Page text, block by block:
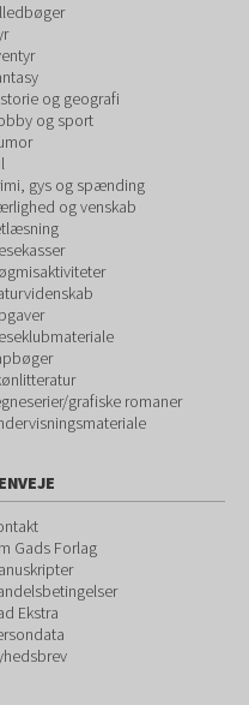
og geografi
og sport
gys og spænding
og venskab
grafiske romaner
Gads Forlag
Ekstra